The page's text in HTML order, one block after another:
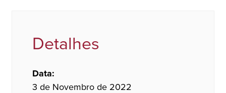
Detalhes
Data:
3 de Novembro de 2022